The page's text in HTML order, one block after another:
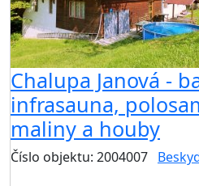
Chalupa Janová -
infrasauna,
maliny a houby
Číslo objektu: 2004007